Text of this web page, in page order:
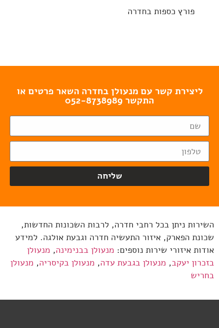
פורץ כספות בחדרה
ליצירת קשר עם מנעולן בחדרה השאר פרטים או
התקשר 052-8738989
שליחה
השירות ניתן בכל רחבי חדרה, לרבות השכונות החדשות,
שכונת הפארק, איזור התעשיה חדרה וגבעת אולגה. למידע
אודות איזורי שירות נוספים: מנעולן בבנימינה, מנעולן
בזכרון יעקב, מנעולן בגבעת עדה, מנעולן בקיסריה, מנעולן
בחריש